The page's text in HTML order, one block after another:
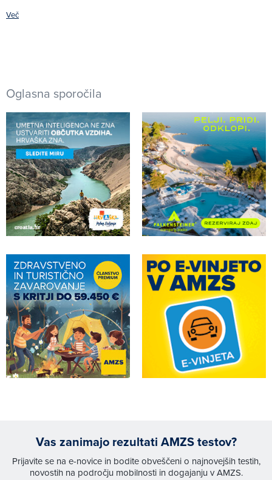
Več
Oglasna sporočila
Vas zanimajo rezultati AMZS testov?
Prijavite se na e-novice in bodite obveščeni o najnovejših testih,
novostih na področju mobilnosti in dogajanju v AMZS.